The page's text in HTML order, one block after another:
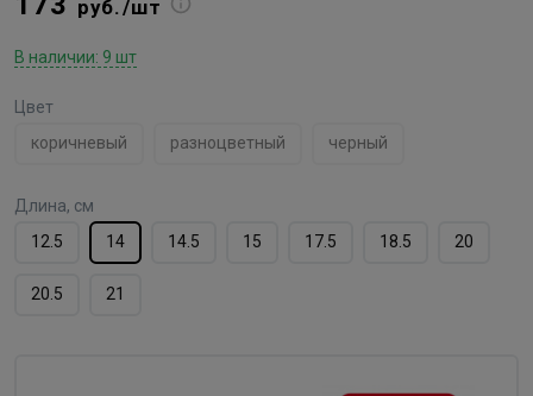
руб./шт
В наличии: 9 шт
Цвет
коричневый
разноцветный черный
Длина, см
12.5
14 14.5 15 17.5 18.5 20
20.5 21